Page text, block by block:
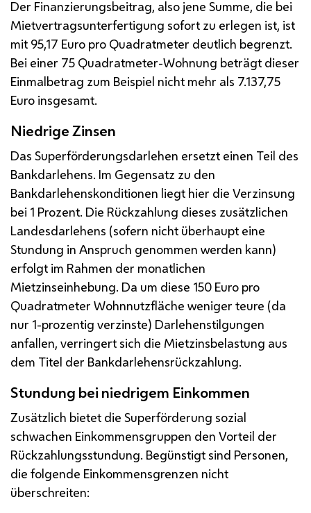
Der Finanzierungsbeitrag, also jene Summe, die bei
Mietvertragsunterfertigung sofort zu erlegen ist, ist
mit 95,17 Euro pro Quadratmeter deutlich begrenzt.
Bei einer 75 Quadratmeter-Wohnung beträgt dieser
Einmalbetrag zum Beispiel nicht mehr als 7.137,75
Euro insgesamt.
Niedrige Zinsen
Das Superförderungsdarlehen ersetzt einen Teil des
Bankdarlehens. Im Gegensatz zu den
Bankdarlehenskonditionen liegt hier die Verzinsung
bei 1 Prozent. Die Rückzahlung dieses zusätzlichen
Landesdarlehens (sofern nicht überhaupt eine
Stundung in Anspruch genommen werden kann)
erfolgt im Rahmen der monatlichen
Mietzinseinhebung. Da um diese 150 Euro pro
Quadratmeter Wohnnutzfläche weniger teure (da
nur 1-prozentig verzinste) Darlehenstilgungen
anfallen, verringert sich die Mietzinsbelastung aus
dem Titel der Bankdarlehensrückzahlung.
Stundung bei niedrigem Einkommen
Zusätzlich bietet die Superförderung sozial
schwachen Einkommensgruppen den Vorteil der
Rückzahlungsstundung. Begünstigt sind Personen,
die folgende Einkommensgrenzen nicht
überschreiten: